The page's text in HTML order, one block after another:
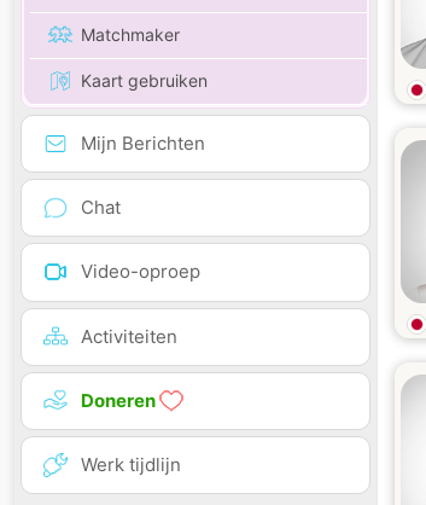
Matchmaker
Kaart gebruiken
Mijn Berichten
Chat
Video-oproep
Activiteiten
Doneren
Werk tijdlijn